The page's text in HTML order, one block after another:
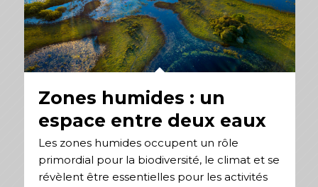
Zones humides : un
espace entre deux eaux
Les zones humides occupent un rôle
primordial pour la biodiversité, le climat et se
révèlent être essentielles pour les activités